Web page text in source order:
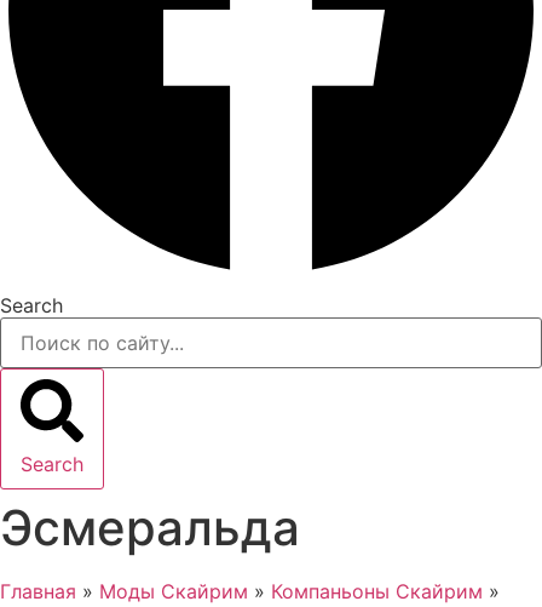
Search
Search
Эсмеральда
Главная » Моды Скайрим » Компаньоны Скайрим »